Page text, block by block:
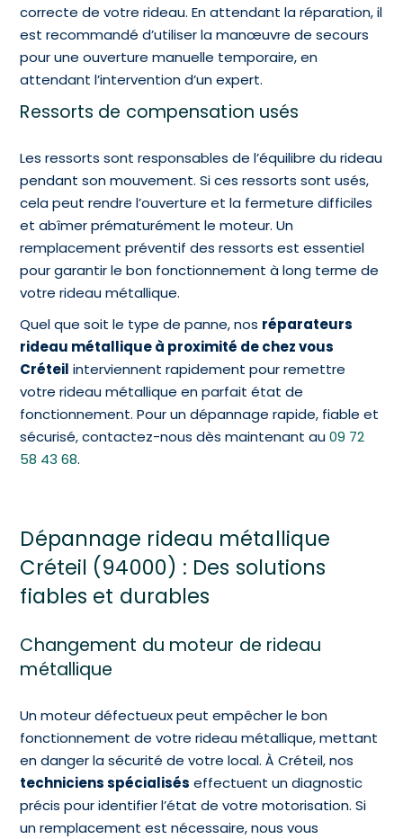
correcte de votre rideau. En attendant la réparation, il
est recommandé d’utiliser la manœuvre de secours
pour une ouverture manuelle temporaire, en
attendant l’intervention d’un expert.
Ressorts de compensation usés
Les ressorts sont responsables de l’équilibre du rideau
pendant son mouvement. Si ces ressorts sont usés,
cela peut rendre l’ouverture et la fermeture difficiles
et abîmer prématurément le moteur. Un
remplacement préventif des ressorts est essentiel
pour garantir le bon fonctionnement à long terme de
votre rideau métallique.
Quel que soit le type de panne, nos réparateurs
rideau métallique à proximité de chez vous
Créteil interviennent rapidement pour remettre
votre rideau métallique en parfait état de
fonctionnement. Pour un dépannage rapide, fiable et
sécurisé, contactez-nous dès maintenant au09 72
58 43 68.
Dépannage rideau métallique
Créteil (94000) : Des solutions
fiables et durables
Changement du moteur de rideau
métallique
Un moteur défectueux peut empêcher le bon
fonctionnement de votre rideau métallique, mettant
en danger la sécurité de votre local. À Créteil, nos
techniciens spécialisés effectuent un diagnostic
précis pour identifier l’état de votre motorisation. Si
un remplacement est nécessaire, nous vous